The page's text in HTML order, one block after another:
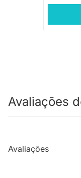
Avaliações
Avaliações